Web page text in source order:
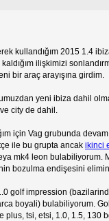
kullandığım 2015 1.4
ilişkimizi
bir araç arayışına girdim.
yeni ibiza dahil
city de dahil.
için Vag grubunda
ile bu grupta ancak ikinci
mk4 leon bulabiliyorum.
bozulma endişesini
golf impression
boyali) bulabiliyorum.
plus, tsi, etsi, 1.0, 1.5, 130